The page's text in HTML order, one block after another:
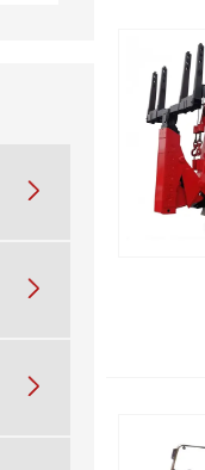


